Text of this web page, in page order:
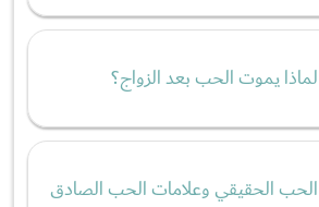
لماذا يموت الحب بعد الزواج؟
الحب الحقيقي وعلامات الحب الصادق